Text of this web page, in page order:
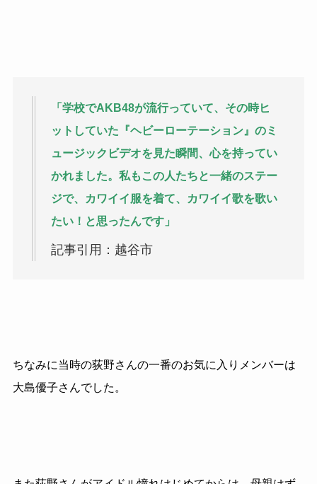
「学校でAKB48が流行っていて、その時ヒ
ットしていた『ヘビーローテーション』のミ
ュージックビデオを見た瞬間、心を持ってい
かれました。私もこの人たちと一緒のステー
ジで、カワイイ服を着て、カワイイ歌を歌い
たい！と思ったんです」
記事引用：越谷市
ちなみに当時の荻野さんの一番のお気に入りメンバーは
大島優子さんでした。